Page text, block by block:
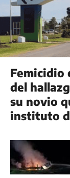
Femicidio
del
su novio
instituto